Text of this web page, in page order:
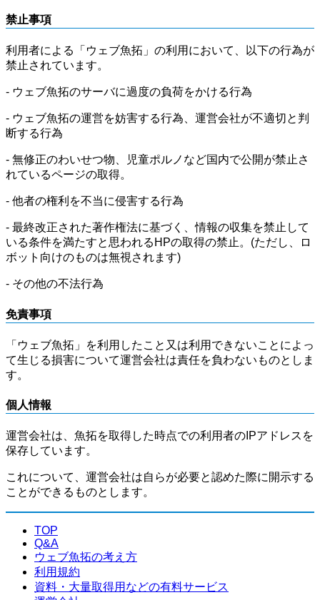
禁止事項
利用者による「ウェブ魚拓」の利用において、以下の行為が
禁止されています。
- ウェブ魚拓のサーバに過度の負荷をかける行為
- ウェブ魚拓の運営を妨害する行為、運営会社が不適切と判
断する行為
- 無修正のわいせつ物、児童ポルノなど国内で公開が禁止さ
れているページの取得。
- 他者の権利を不当に侵害する行為
- 最終改正された著作権法に基づく、情報の収集を禁止して
いる条件を満たすと思われるHPの取得の禁止。(ただし、ロ
ボット向けのものは無視されます)
- その他の不法行為
免責事項
「ウェブ魚拓」を利用したこと又は利用できないことによっ
て生じる損害について運営会社は責任を負わないものとしま
す。
個人情報
運営会社は、魚拓を取得した時点での利用者のIPアドレスを
保存しています。
これについて、運営会社は自らが必要と認めた際に開示する
ことができるものとします。
TOP
Q&A
ウェブ魚拓の考え方
利用規約
資料・大量取得用などの有料サービス